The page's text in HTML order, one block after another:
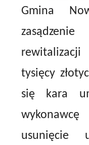
Gmina
tysięcy
się kara
usunięcie